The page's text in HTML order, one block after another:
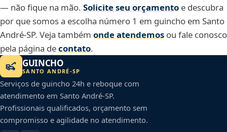
— não fique na mão. Solicite seu orçamento e descubra
por que somos a escolha número 1 em guincho em Santo
André-SP. Veja também onde atendemos ou fale conosco
pela página decontato.
GUINCHO
SANTO ANDRÉ-SP
Serviços de guincho 24h e reboque com
atendimento em Santo André-SP.
Profissionais qualificados, orçamento sem
compromisso e agilidade no atendimento.